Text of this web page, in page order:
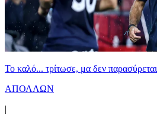
Το καλό... τρίτωσε, μα δεν παρασύρεται
ΑΠΟΛΛΩΝ
|